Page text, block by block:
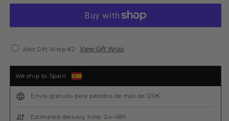
Add Gift Wrap €2 View Gift Wrap
We ship to Spain
Envío gratuito para pedidos de más de 120€
Estimated delivery time: 24-48h